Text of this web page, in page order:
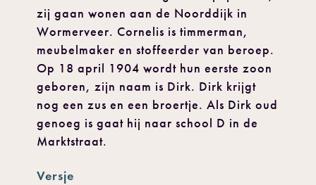
zij gaan wonen aan de Noorddijk in
Wormerveer. Cornelis is timmerman,
meubelmaker en stoffeerder van beroep.
Op 18 april 1904 wordt hun eerste zoon
geboren, zijn naam is Dirk. Dirk krijgt
nog een zus en een broertje. Als Dirk oud
genoeg is gaat hij naar school D in de
Marktstraat.
Versje